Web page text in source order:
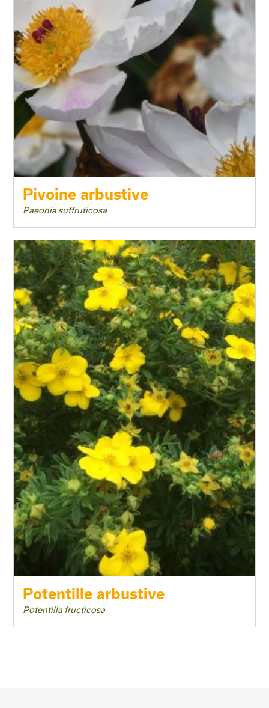
Pivoine arbustive
Paeonia suffruticosa
Taille adulte
Floraison
Exposition
Feuillage
Rusticité
Type de sol
Potentille arbustive
Potentilla fructicosa